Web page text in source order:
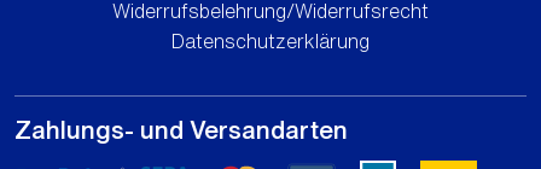
Widerrufsbelehrung/Widerrufsrecht
Datenschutzerklärung
Zahlungs- und Versandarten